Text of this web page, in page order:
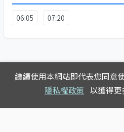
06:05 07:20
繼續使用本網站即代表您同意
隱私權政策 以獲得